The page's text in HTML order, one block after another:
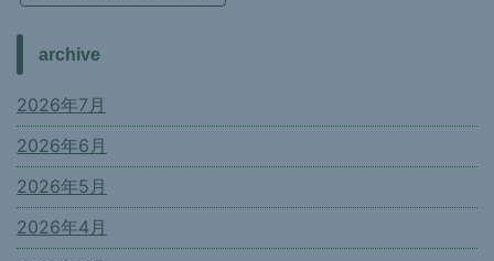
archive
2026年7月
2026年6月
2026年5月
2026年4月